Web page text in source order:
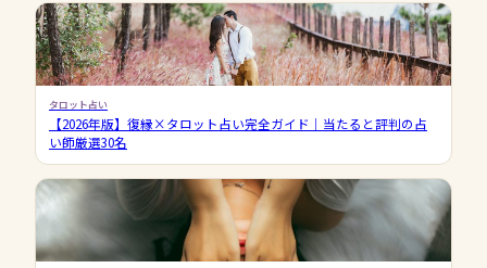
タロット占い
【2026年版】復縁×タロット占い完全ガイド｜当たると評判の占
い師厳選30名